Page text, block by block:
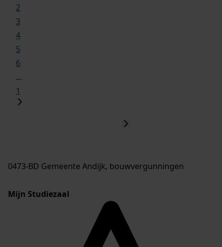
2
3
4
5
6
...
1
0473-BD Gemeente Andijk, bouwvergunningen
Mijn Studiezaal